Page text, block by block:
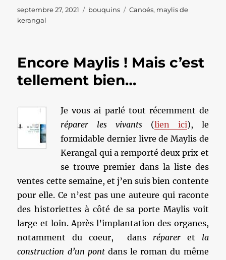
Publié
le
septembre 27, 2021 Catégories
bouquins Étiquettes
Canoés, maylis de
kerangal
Encore Maylis ! Mais c’est
tellement bien…
Je vous ai parlé tout récemment de
réparer les vivants (lien ici), le
formidable dernier livre de Maylis de
Kerangal qui a remporté deux prix et
se trouve premier dans la liste des
ventes cette semaine, et j’en suis bien contente
pour elle. Ce n’est pas une auteure qui raconte
des historiettes à côté de sa porte Maylis voit
large et loin. Après l’implantation des organes,
notamment du coeur, dans répareret la
construction d’un pontdans le roman du même